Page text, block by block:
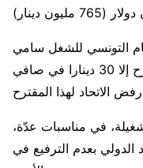
التونسي للشغل سامي
الطاهري، قد أكّد أن الحكومة لم تقترح إلا 30 دينارا في صافي
في مناسبات عدّة،
الدولي بعدم الترفيع في